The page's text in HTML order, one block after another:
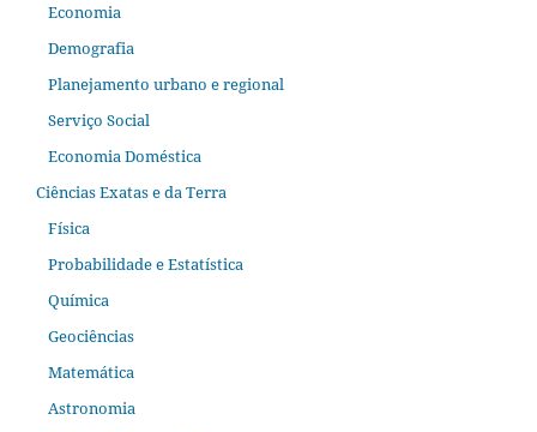
Economia
Demografia
Planejamento urbano e regional
Serviço Social
Economia Doméstica
Ciências Exatas e da Terra
Física
Probabilidade e Estatística
Química
Geociências
Matemática
Astronomia